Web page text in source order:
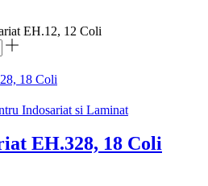
EH.12, 12 Coli
Indosariat si Laminat
EH.328, 18 Coli